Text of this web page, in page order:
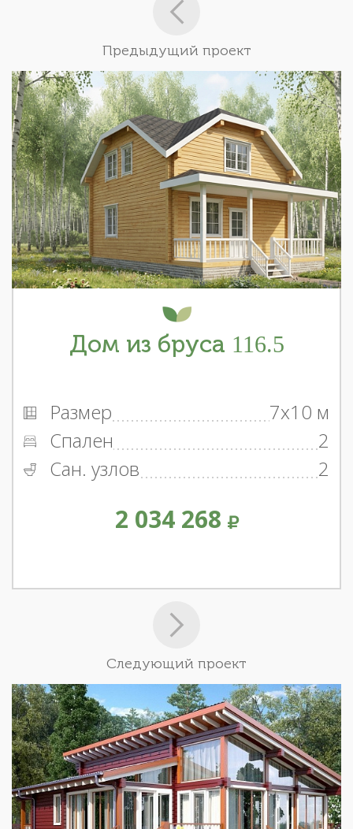
Предыдущий проект
Дом из бруса 116.5
Размер
7x10 м
Спален
2
Сан. узлов
2
2 034 268
Следующий проект